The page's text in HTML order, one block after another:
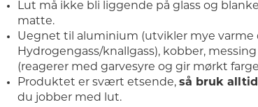
Lut må ikke bli liggende på glass og
matte.
Uegnet til aluminium (utvikler mye varme
Hydrogengass/knallgass), kobber,
(reagerer med garvesyre og gir mørkt
Produktet er svært etsende, så bruk
du jobber med lut.